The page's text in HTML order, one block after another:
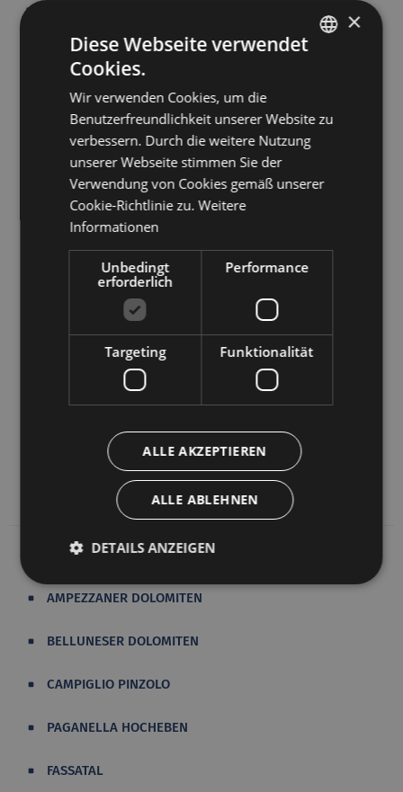
begeben oder entspannende Spaziergänge inmitten
von Wiesen, Wäldern und Gebirgsseen im Tal
unternehmen.
Wenn Sie eine Schwäche fürs Radfahren haben, ist
das Pustertal ein ideales Reiseziel für Sie, denn es
verfügt über ein 1163 Kilometer umfassendes
Radwegenetz - mit Gebirgsrouten für Mountainbiker
und dem
Pustertalradweg , der sich über 105 km von
Mühlbach bis nach Lienz in Österreich erstreckt - für
Radtouristen.
Im Pustertal erwartet Sie auch der größte
Europas mit 275 Streckenkilometern
am Fuße des Kronplatz, zwischen Pfalzen und Rasen.
In Ihrem Sommerurlaub im Pustertal haben Sie auch
Sie trainieren einfach imGolf Club Pustertal
AMPEZZANER DOLOMITEN
BELLUNESER DOLOMITEN
CAMPIGLIO PINZOLO
PAGANELLA HOCHEBEN
FASSATAL
×
Diese Webseite verwendet
Cookies.
Wir verwenden Cookies, um die
Benutzerfreundlichkeit unserer Website zu
verbessern. Durch die weitere Nutzung
unserer Webseite stimmen Sie der
Verwendung von Cookies gemäß unserer
Cookie-Richtlinie zu. Weitere
Informationen
Unbedingt
erforderlich
Performance
Targeting Funktionalität
ALLE AKZEPTIEREN
ALLE ABLEHNEN
DETAILS ANZEIGEN